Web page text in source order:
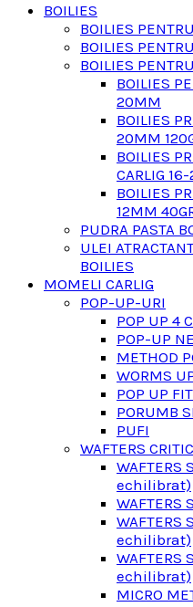
BOILIES
BOILIES
BOILIES
BOILIES
BOILIES
20MM
BOILIES
20MM
BOILIES
CARLIG
BOILIES
12MM
PUDRA PASTA
ULEI
BOILIES
MOMELI CARLIG
POP-UP-URI
POP UP 4
POP-UP
METHOD
WORMS
POP UP
PORUMB
PUFI
WAFTERS
WAFTERS
echilibrat)
WAFTERS
WAFTERS
echilibrat)
WAFTERS
echilibrat)
MICRO